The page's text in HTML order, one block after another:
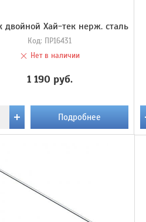
двойной Хай-тек нерж. сталь
Код: ПР16431
Нет в наличии
1 190 руб.
Подробнее